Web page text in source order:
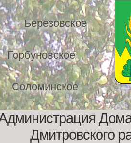
Берёзовское
Горбуновское
Соломинское
Дмитровского